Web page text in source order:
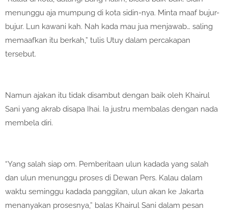
menunggu aja mumpung di kota sidin-nya. Minta maaf bujur-
bujur. Lun kawani kah. Nah kada mau jua menjawab… saling
memaafkan itu berkah,” tulis Utuy dalam percakapan
tersebut.
Namun ajakan itu tidak disambut dengan baik oleh Khairul
Sani yang akrab disapa Ihai. Ia justru membalas dengan nada
membela diri.
“Yang salah siap om. Pemberitaan ulun kadada yang salah
dan ulun menunggu proses di Dewan Pers. Kalau dalam
waktu seminggu kadada panggilan, ulun akan ke Jakarta
menanyakan prosesnya,” balas Khairul Sani dalam pesan